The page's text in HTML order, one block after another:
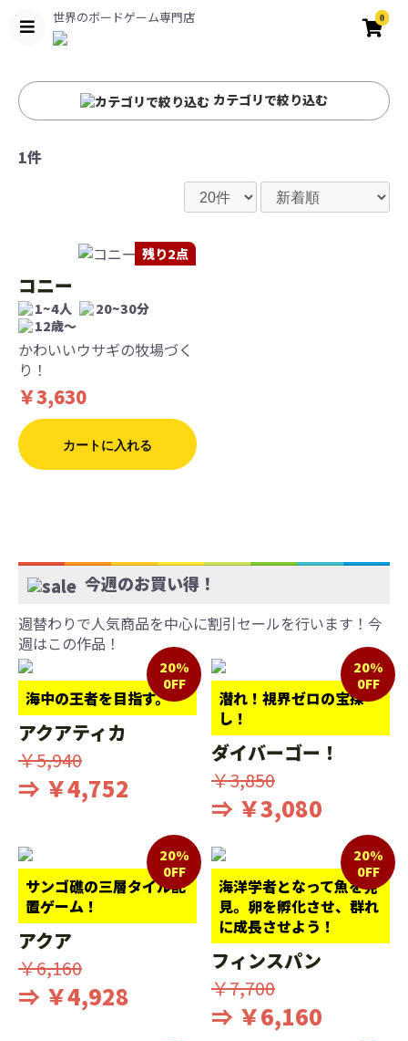
世界のボードゲーム専門店 0
カテゴリで絞り込む
1件
残り2点
コニー
1~4人
20~30分
12歳〜
かわいいウサギの牧場づく
り！
￥3,630
カートに入れる
今週のお買い得！
週替わりで人気商品を中心に割引セールを行います！今
週はこの作品！
海中の王者を目指す。
20%
0FF
アクアティカ
￥5,940
⇒ ￥4,752
潜れ！視界ゼロの宝探
し！
20%
0FF
ダイバーゴー！
￥3,850
⇒ ￥3,080
サンゴ礁の三層タイル配
置ゲーム！
20%
0FF
アクア
￥6,160
⇒ ￥4,928
海洋学者となって魚を発
見。卵を孵化させ、群れ
に成長させよう！
20%
0FF
フィンスパン
￥7,700
⇒ ￥6,160